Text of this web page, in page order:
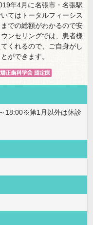
年4月に名張市・名張駅
てはトータルフィーシス
での総額がわかるので安
ンセリングでは、患者様
くれるので、ご自身がし
ができます。
18:00※第1月以外は休診